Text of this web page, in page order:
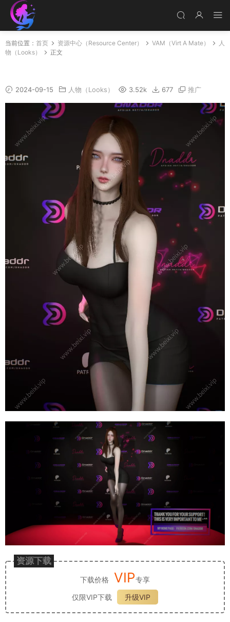
当前位置： 首页 资源中心（Resource Center） VAM（Virt A Mate）
人
物（Looks）
正文
2024-09-15 人物（Looks） 3.52k 677 推广
资源下载
下载价格 VIP专享
仅限VIP下载
升级VIP